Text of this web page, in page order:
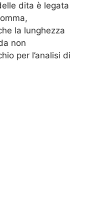
dita è legata
la lunghezza
non
per l’analisi di